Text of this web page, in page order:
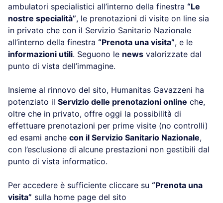
ambulatori specialistici all’interno della finestra “Le
nostre specialità”, le prenotazioni di visite on line sia
in privato che con il Servizio Sanitario Nazionale
all’interno della finestra “Prenota una visita”, e le
informazioni utili. Seguono le news valorizzate dal
punto di vista dell’immagine.
Insieme al rinnovo del sito, Humanitas Gavazzeni ha
potenziato il Servizio delle prenotazioni online che,
oltre che in privato, offre oggi la possibilità di
effettuare prenotazioni per prime visite (no controlli)
ed esami anche con il Servizio Sanitario Nazionale,
con l’esclusione di alcune prestazioni non gestibili dal
punto di vista informatico.
Per accedere è sufficiente cliccare su “Prenota una
visita” sulla home page del sito